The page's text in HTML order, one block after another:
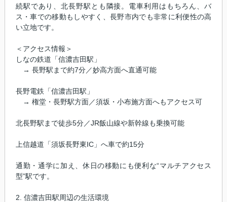
続駅であり、北長野駅とも隣接。電車利用はもちろん、バ
ス・車での移動もしやすく、長野市内でも非常に利便性の高
い立地です。
＜アクセス情報＞
しなの鉄道「信濃吉田駅」
→ 長野駅まで約7分／妙高方面へ直通可能
長野電鉄「信濃吉田駅」
→ 権堂・長野駅方面／須坂・小布施方面へもアクセス可
北長野駅まで徒歩5分／JR飯山線や新幹線も乗換可能
上信越道「須坂長野東IC」へ車で約15分
通勤・通学に加え、休日の移動にも便利な“マルチアクセス
型”駅です。
2. 信濃吉田駅周辺の生活環境